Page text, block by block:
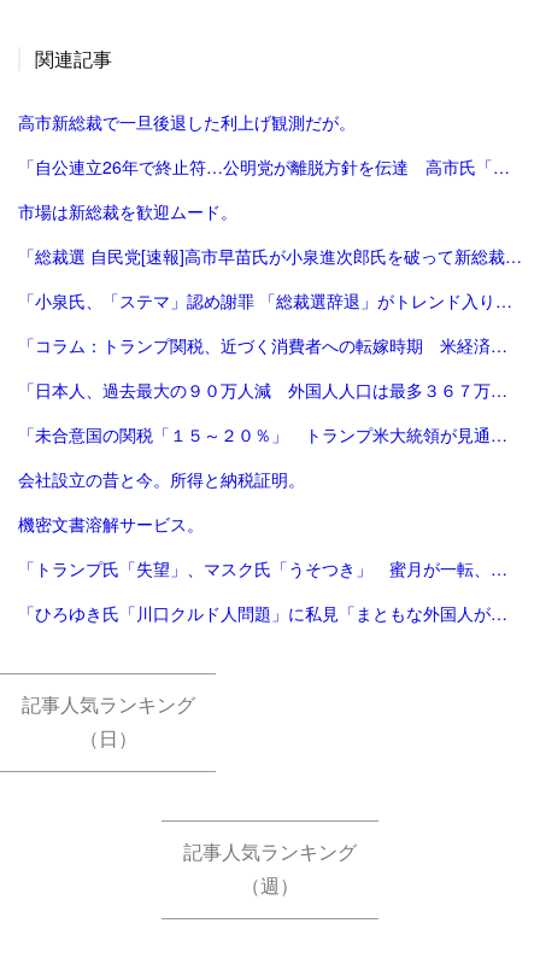
関連記事
高市新総裁で一旦後退した利上げ観測だが。
「自公連立26年で終止符…公明党が離脱方針を伝達 高市氏「一方的に…大変残念」斉藤氏「誠に不十分…いったん白紙」｜FNNプライムオンライン」
市場は新総裁を歓迎ムード。
「総裁選 自民党[速報]高市早苗氏が小泉進次郎氏を破って新総裁、会見で「景色変える」初の女性首相が誕生か : 読売新聞」
「小泉氏、「ステマ」認め謝罪 「総裁選辞退」がトレンド入り 写真5枚 国際ニュース：AFPBB News」
「コラム：トランプ関税、近づく消費者への転嫁時期 米経済にどう影響 | ロイター」
「日本人、過去最大の９０万人減 外国人人口は最多３６７万人―総務省：時事ドットコム」
「未合意国の関税「１５～２０％」 トランプ米大統領が見通し：時事ドットコム」
会社設立の昔と今。所得と納税証明。
機密文書溶解サービス。
「トランプ氏「失望」、マスク氏「うそつき」 蜜月が一転、非難の応酬 | 毎日新聞」
「ひろゆき氏「川口クルド人問題」に私見「まともな外国人が損するので不法就労には厳しくすべき」 - 芸能 : 日刊スポーツ」
記事人気ランキング
（日）
記事人気ランキング
（週）